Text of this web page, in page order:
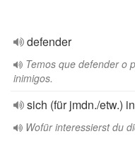
defender
Temos que defender o
inimigos.
sich (für jmdn./etw.)
Wofür interessierst du